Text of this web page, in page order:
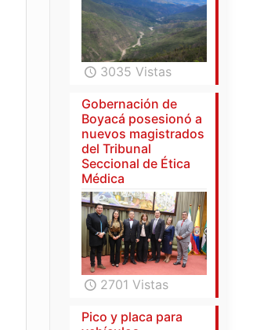
3035 Vistas
Gobernación de
Boyacá posesionó a
nuevos magistrados
del Tribunal
Seccional de Ética
Médica
2701 Vistas
Pico y placa para